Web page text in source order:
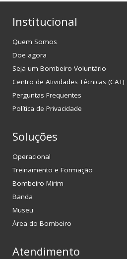
Institucional
Quem Somos
Doe agora
Seja um Bombeiro Voluntário
Centro de Atividades Técnicas (CAT)
Perguntas Frequentes
Política de Privacidade
Soluções
Operacional
Treinamento e Formação
Bombeiro Mirim
Banda
Museu
Área do Bombeiro
Atendimento